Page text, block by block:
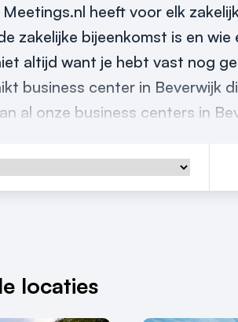
heeft voor elk
zakelijke bijeenkomst is en wie
altijd want je hebt vast nog
business center in Beverwijk
al onze business centers in
locaties